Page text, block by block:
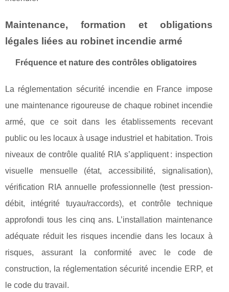
Maintenance, formation et obligations
légales liées au robinet incendie armé
Fréquence et nature des contrôles obligatoires
La réglementation sécurité incendie en France impose
une maintenance rigoureuse de chaque robinet incendie
armé, que ce soit dans les établissements recevant
public ou les locaux à usage industriel et habitation. Trois
niveaux de contrôle qualité RIA s’appliquent : inspection
visuelle mensuelle (état, accessibilité, signalisation),
vérification RIA annuelle professionnelle (test pression-
débit, intégrité tuyau/raccords), et contrôle technique
approfondi tous les cinq ans. L’installation maintenance
adéquate réduit les risques incendie dans les locaux à
risques, assurant la conformité avec le code de
construction, la réglementation sécurité incendie ERP, et
le code du travail.